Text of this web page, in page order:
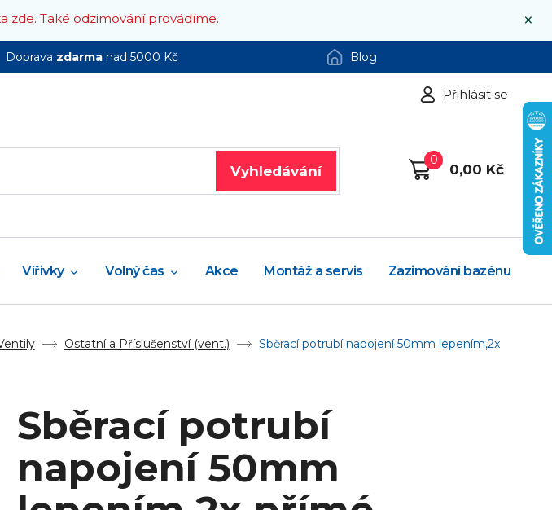
×
zde. Také odzimování provádíme.
Doprava zdarmanad 5000 Kč Blog
Přihlásit se
Vyhledávání
0
0,00 Kč
Vířivky Volný čas Akce Montáž a servis Zazimování bazénu
Ostatní a Příslušenství (vent.)
Sběrací potrubí napojení 50mm lepením,2x
Sběrací potrubí
napojení 50mm